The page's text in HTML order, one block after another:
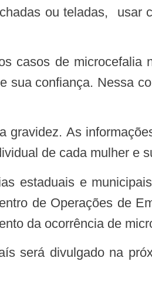
sua confiança. Nessa
de cada mulher e
de Operações de
da ocorrência de